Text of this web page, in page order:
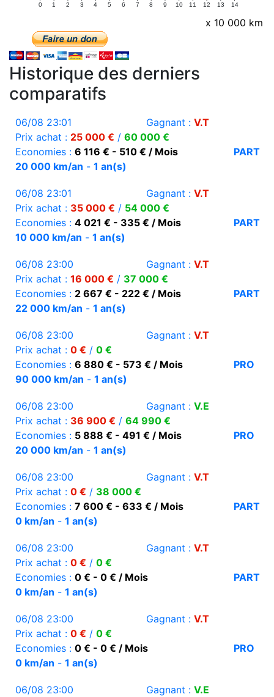
0 1 2 3 4 5 6 7 8 9 10 11 12 13 14
x 10 000 km
Historique des derniers
comparatifs
06/08 23:01 Gagnant : V.T
Prix achat : 25 000 € / 60 000 €
Economies : 6 116 € - 510 € / Mois
PART
20 000 km/an - 1 an(s)
06/08 23:01 Gagnant : V.T
Prix achat : 35 000 € / 54 000 €
Economies : 4 021 € - 335 € / Mois
PART
10 000 km/an - 1 an(s)
06/08 23:00 Gagnant : V.T
Prix achat : 16 000 € / 37 000 €
Economies : 2 667 € - 222 € / Mois
PART
22 000 km/an - 1 an(s)
06/08 23:00 Gagnant : V.T
Prix achat : 0 € / 0 €
Economies : 6 880 € - 573 € / Mois
PRO
90 000 km/an - 1 an(s)
06/08 23:00 Gagnant : V.E
Prix achat : 36 900 € / 64 990 €
Economies : 5 888 € - 491 € / Mois
PRO
20 000 km/an - 1 an(s)
06/08 23:00 Gagnant : V.T
Prix achat : 0 € / 38 000 €
Economies : 7 600 € - 633 € / Mois
PART
0 km/an - 1 an(s)
06/08 23:00 Gagnant : V.T
Prix achat : 0 € / 0 €
Economies : 0 € - 0 € / Mois
PART
0 km/an - 1 an(s)
06/08 23:00 Gagnant : V.T
Prix achat : 0 € / 0 €
Economies : 0 € - 0 € / Mois
PRO
0 km/an - 1 an(s)
06/08 23:00 Gagnant : V.E